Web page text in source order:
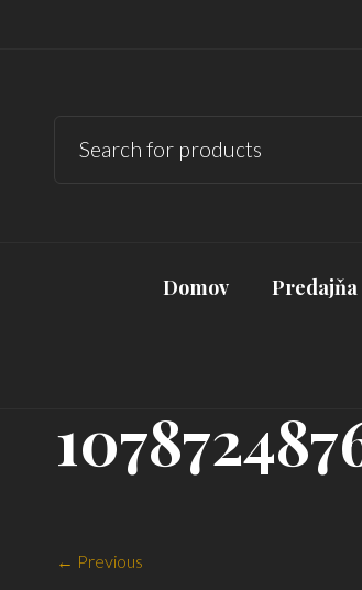
Domov Predajňa
← Previous